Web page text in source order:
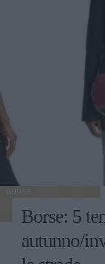
BORSE
Borse: 5
autunno/